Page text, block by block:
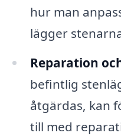
hur man
lägger
Reparation
befintlig
åtgärdas, kan
till med